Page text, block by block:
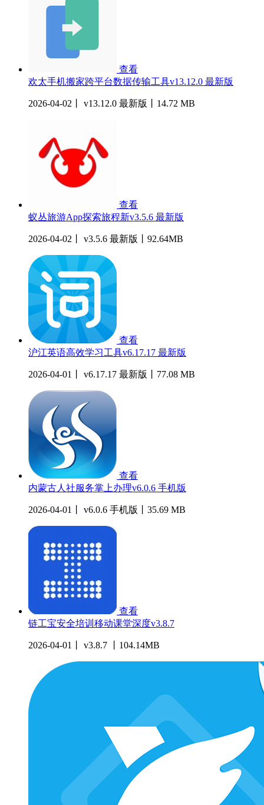
查看
欢太手机搬家跨平台数据传输工具v13.12.0 最新版
2026-04-02丨 v13.12.0 最新版丨14.72 MB
查看
蚁丛旅游App探索旅程新v3.5.6 最新版
2026-04-02丨 v3.5.6 最新版丨92.64MB
查看
沪江英语高效学习工具v6.17.17 最新版
2026-04-01丨 v6.17.17 最新版丨77.08 MB
查看
内蒙古人社服务掌上办理v6.0.6 手机版
2026-04-01丨 v6.0.6 手机版丨35.69 MB
查看
链工宝安全培训移动课堂深度v3.8.7
2026-04-01丨 v3.8.7 丨104.14MB